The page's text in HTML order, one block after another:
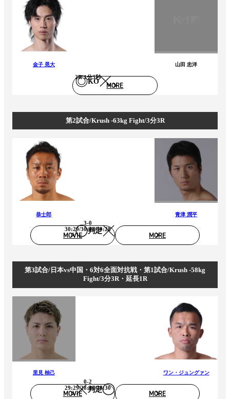
金子 晃大
KO
2R 1分3秒
山田 忠洋
MORE
第2試合/Krush -63kg Fight/3分3R
恭士郎
判定
3-0
30:29/30:28/30:28
青津 潤平
MOVIE MORE
第3試合/日本vs中国・6対6全面対抗戦・第1試合/Krush -58kg
Fight/3分3R・延長1R
里見 柚己
判定
0-2
29:29/28:30/28:30
ワン・ジュングァン
MOVIE MORE